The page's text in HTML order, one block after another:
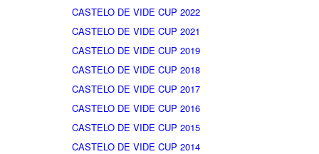
CASTELO DE VIDE CUP 2022
CASTELO DE VIDE CUP 2021
CASTELO DE VIDE CUP 2019
CASTELO DE VIDE CUP 2018
CASTELO DE VIDE CUP 2017
CASTELO DE VIDE CUP 2016
CASTELO DE VIDE CUP 2015
CASTELO DE VIDE CUP 2014